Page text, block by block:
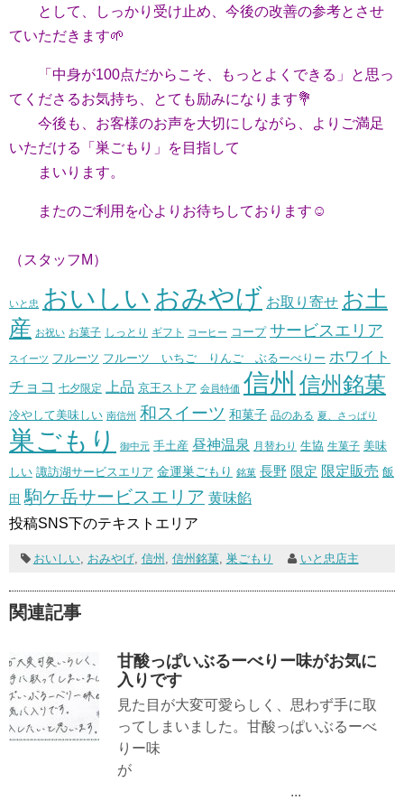
として、しっかり受け止め、今後の改善の参考とさせ
ていただきます🌱
「中身が100点だからこそ、もっとよくできる」と思っ
てくださるお気持ち、とても励みになります💐
今後も、お客様のお声を大切にしながら、よりご満足
いただける「巣ごもり」を目指して
まいります。
またのご利用を心よりお待ちしております☺️
（スタッフM）
いと忠 おいしい おみやげ お取り寄せ お土
産 お祝い お菓子 しっとり ギフト コーヒー コープ サービスエリア
スイーツ フルーツ フルーツ いちご りんご ぶるーべりー ホワイト
チョコ 七夕限定 上品 京王ストア 会員特価 信州 信州銘菓
冷やして美味しい 南信州 和スイーツ 和菓子 品のある 夏、さっぱり
巣ごもり 御中元 手土産 昼神温泉 月替わり 生協 生菓子 美味
しい 諏訪湖サービスエリア 金運巣ごもり 銘菓 長野 限定 限定販売 飯
田 駒ケ岳サービスエリア 黄味餡
投稿SNS下のテキストエリア
おいしい, おみやげ, 信州 信州銘菓, 巣ごもり いと忠店主
関連記事
甘酸っぱいぶるーべりー味がお気に
入りです
見た目が大変可愛らしく、思わず手に取
ってしまいました。甘酸っぱいぶるーべ
りー味
が
...